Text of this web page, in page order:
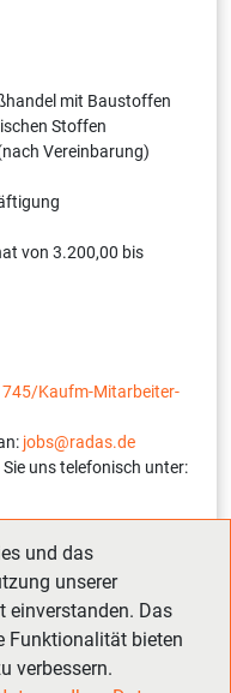
mit Baustoffen
Stoffen
Vereinbarung)
von 3.200,00 bis
Kaufm-Mitarbeiter-
jobs@radas.de
uns telefonisch unter:
und das
unserer
einverstanden. Das
Funktionalität bieten
verbessern.